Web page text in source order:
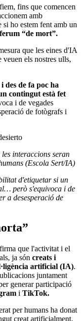
fins que comencen
amb
ho estem fent amb un
“de mort”.
que les eines d'IA
els nostres ulls,
des de fa poc ha
contingut està fet
i de vegades
de fotògrafs i
interaccions seran
(Escola Sert/IA)
d'etiquetar si un
però s'equivoca i de
a desesperació de
que l'activitat i el
ja són creats i
artificial (IA).
juntament
generar participació
i TikTok.
per humans ha donat
creat artificialment.